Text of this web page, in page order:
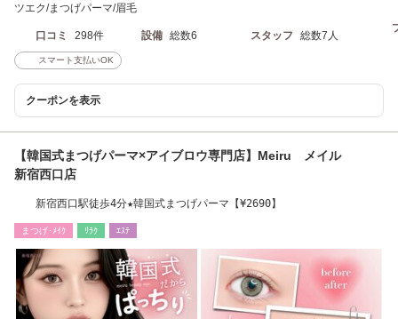
ツエク/まつげパーマ/眉毛
口コミ 298件 設備 総数6 スタッフ 総数7人
スマート支払いOK
クーポンを表示
【韓国式まつげパーマ×アイブロウ専門店】Meiru メイル
新宿西口店
新宿西口駅徒歩4分★韓国式まつげパーマ【¥2690】
まつげ･ﾒｲｸ ﾘﾗｸ ｴｽﾃ